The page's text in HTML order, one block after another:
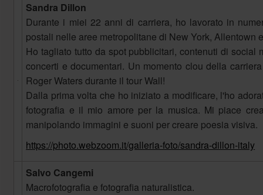
Sandra Dillon
Durante i miei 22 anni di carriera, ho lavorato in
postali nelle aree metropolitane di New York, Allentown
Ho tagliato tutto da spot pubblicitari, contenuti di social
concerti e documentari. Un momento clou della
Roger Waters durante il tour Wall!
Dalla prima volta che ho iniziato a modificare, l'ho
fotografia e il mio amore per la musica. Mi piace
manipolando immagini e suoni per creare poesia visiva.
https://photo.webzoom.it/galleria-foto/sandra-dillon-italy
Salvo Cangemi
Macrofotografia e fotografia naturalistica.